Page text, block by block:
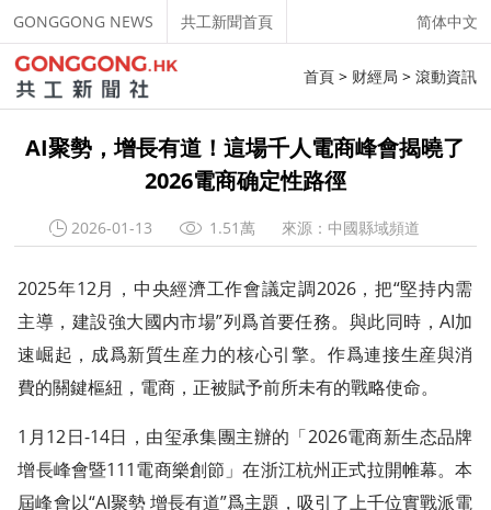
GONGGONG NEWS 共工新聞首頁 简体中文
首頁> 财經局 > 滾動資訊
AI聚勢，增長有道！這場千人電商峰會揭曉了
2026電商确定性路徑
2026-01-13 1.51萬 來源：中國縣域頻道
2025年12月，中央經濟工作會議定調2026，把“堅持内需
主導，建設強大國内市場”列爲首要任務。與此同時，AI加
速崛起，成爲新質生産力的核心引擎。作爲連接生産與消
費的關鍵樞紐，電商，正被賦予前所未有的戰略使命。
1月12日-14日，由玺承集團主辦的「2026電商新生态品牌
增長峰會暨111電商樂創節」在浙江杭州正式拉開帷幕。本
屆峰會以“AI聚勢 增長有道”爲主題，吸引了上千位實戰派電